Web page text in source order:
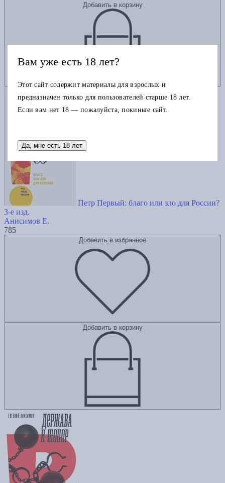
Добавить в корзину
Петр Первый: благо или зло для России?
3-е изд.
Анисимов Е.
785
Добавить в избранное
Добавить в корзину
Вам уже есть 18 лет?
Этот сайт содержит материалы для взрослых и
предназначен только для пользователей старше 18 лет.
Если вам нет 18 — пожалуйста, покиньте сайт.
Да, мне есть 18 лет